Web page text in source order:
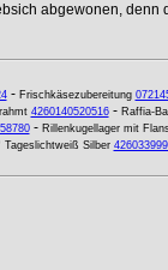
abgewonen, denn
- Frischkäsezubereitung
4260140520516- Raffia-
- Rillenkugellager mit
Tageslichtweiß Silber